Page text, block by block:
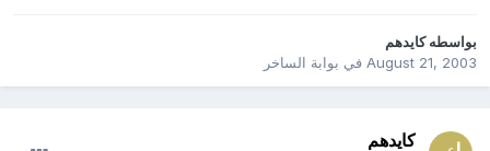
بواسطهكايدهم
August 21, 2003في بوابة الساخر
كايدهم